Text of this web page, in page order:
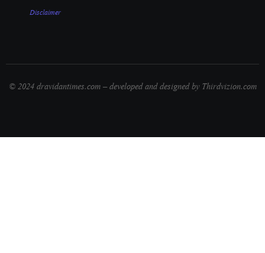
Disclaimer
© 2024 dravidantimes.com – developed and designed by Thirdvizion.com